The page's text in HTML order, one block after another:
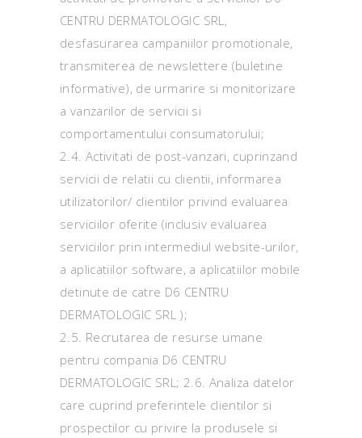
CENTRU DERMATOLOGIC SRL,
desfasurarea campaniilor promotionale,
transmiterea de newslettere (buletine
informative), de urmarire si monitorizare
a vanzarilor de servicii si
comportamentului consumatorului;
2.4. Activitati de post-vanzari, cuprinzand
servicii de relatii cu clientii, informarea
utilizatorilor/ clientilor privind evaluarea
serviciilor oferite (inclusiv evaluarea
serviciilor prin intermediul website-urilor,
a aplicatiilor software, a aplicatiilor mobile
detinute de catre D6 CENTRU
DERMATOLOGIC SRL );
2.5. Recrutarea de resurse umane
pentru compania D6 CENTRU
DERMATOLOGIC SRL; 2.6. Analiza datelor
care cuprind preferintele clientilor si
prospectilor cu privire la produsele si